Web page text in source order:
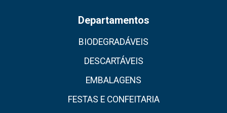
Departamentos
BIODEGRADÁVEIS
DESCARTÁVEIS
EMBALAGENS
FESTAS E CONFEITARIA